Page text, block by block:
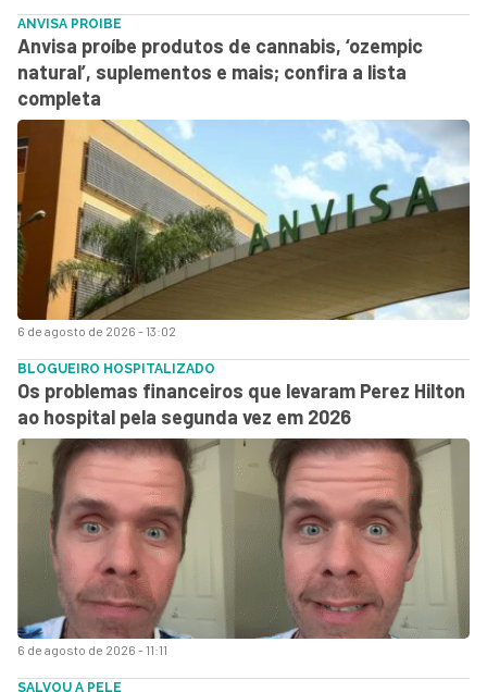
6 de agosto de 2026 - 13:02
ANVISA PROIBE
Anvisa proíbe produtos de cannabis, ‘ozempic
natural’, suplementos e mais; confira a lista
completa
6 de agosto de 2026 - 11:11
BLOGUEIRO HOSPITALIZADO
Os problemas financeiros que levaram Perez Hilton
ao hospital pela segunda vez em 2026
SALVOU A PELE